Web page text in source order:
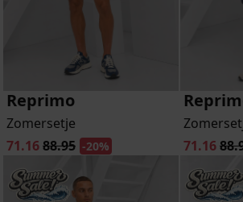
Reprimo
Zomersetje
71.1688.95 -20%
71.16